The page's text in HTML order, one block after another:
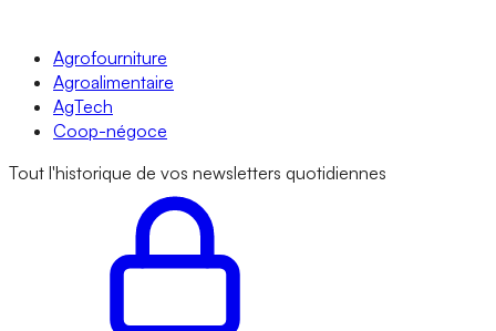
Agrofourniture
Agroalimentaire
AgTech
Coop-négoce
Tout l'historique de vos newsletters quotidiennes